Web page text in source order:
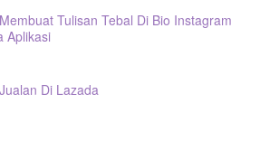
Tulisan Tebal Di Bio Instagram
Aplikasi
Di Lazada